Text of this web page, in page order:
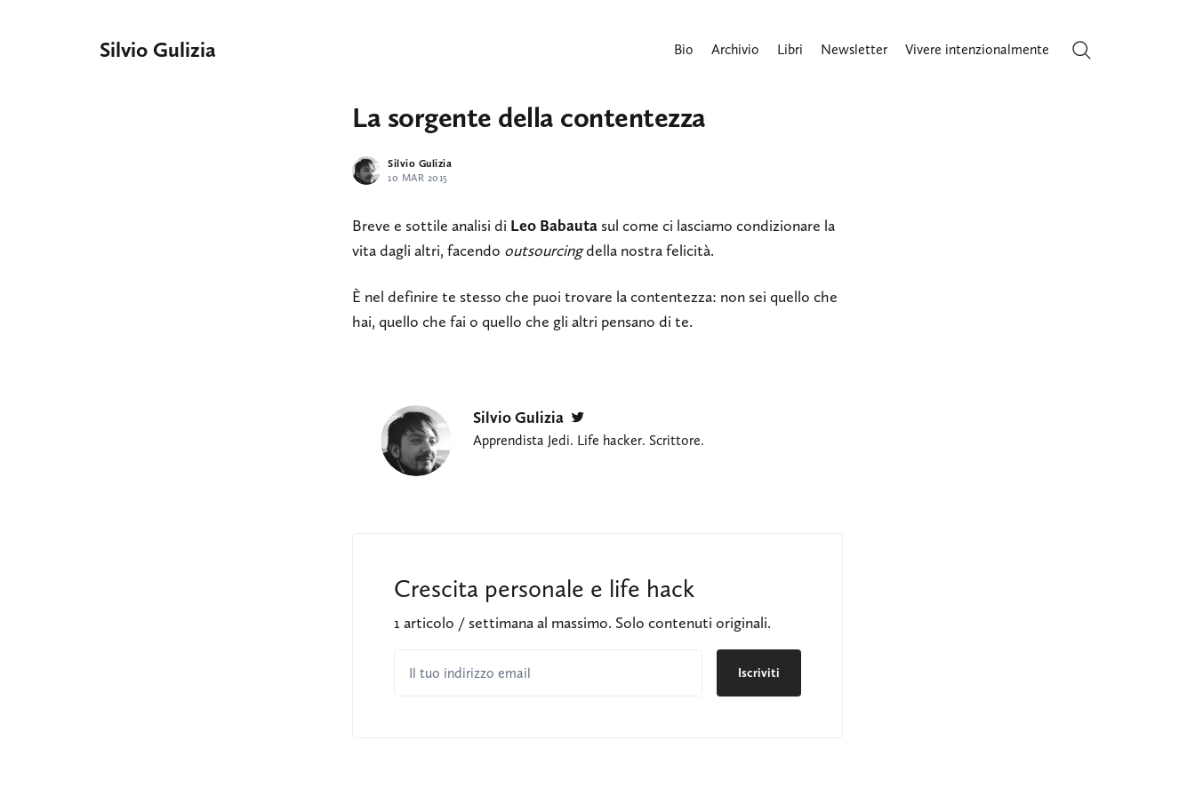
Silvio Gulizia Bio Archivio Libri Newsletter Vivere intenzionalmente
La sorgente della contentezza
Silvio Gulizia
10 MAR 2015
Breve e sottile analisi di Leo Babauta sul come ci lasciamo condizionare la
vita dagli altri, facendo outsourcingdella nostra felicità.
È nel definire te stesso che puoi trovare la contentezza: non sei quello che
hai, quello che fai o quello che gli altri pensano di te.
Silvio Gulizia
Apprendista Jedi. Life hacker. Scrittore.
Crescita personale e life hack
1 articolo / settimana al massimo. Solo contenuti originali.
Iscriviti